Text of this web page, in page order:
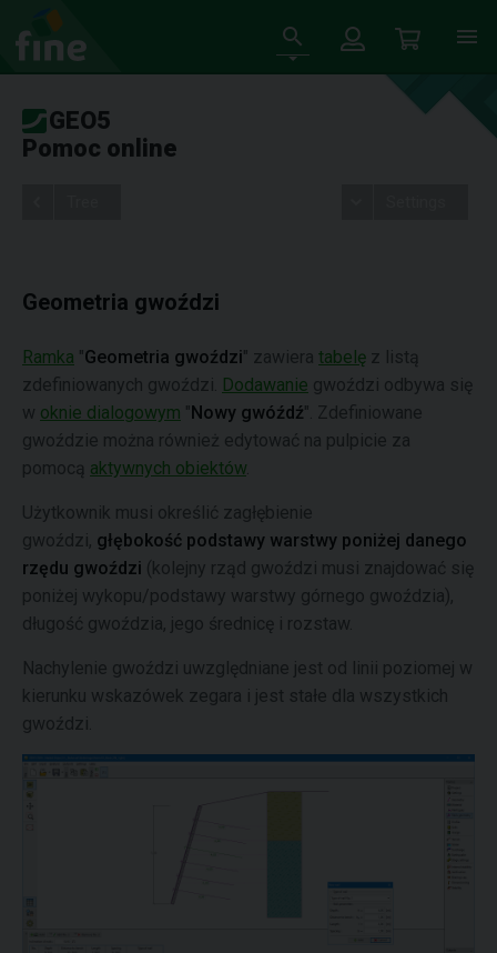
GEO5
Pomoc online
Geometria gwoździ
Ramka "Geometria gwoździ" zawiera tabelę z listą
zdefiniowanych gwoździ. Dodawanie gwoździ odbywa się
w oknie dialogowym "Nowy gwóźdź". Zdefiniowane
gwoździe można również edytować na pulpicie za
pomocą aktywnych obiektów
Użytkownik musi określić zagłębienie
gwoździ, głębokość podstawy warstwy poniżej danego
rzędu gwoździ (kolejny rząd gwoździ musi znajdować się
poniżej wykopu/podstawy warstwy górnego gwoździa),
długość gwoździa, jego średnicę i rozstaw.
Nachylenie gwoździ uwzględniane jest od linii poziomej w
kierunku wskazówek zegara i jest stałe dla wszystkich
gwoździ.